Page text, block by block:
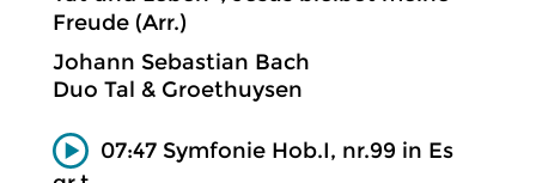
Freude (Arr.)
Johann Sebastian Bach
Duo Tal & Groethuysen
07:47 Symfonie Hob.I, nr.99 in Es